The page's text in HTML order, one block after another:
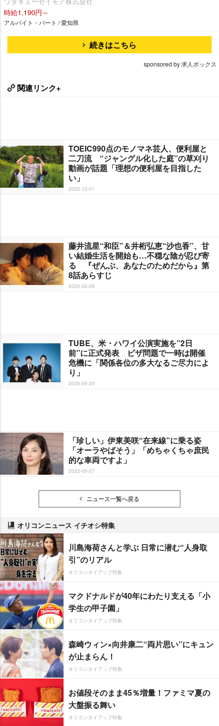
時給1,190円～
アルバイト・パート / 愛知県
続きはこちら
sponsored by 求人ボックス
関連リンク+
TOEIC990点のモノマネ芸人、便利屋と
二刀流 “ジャングル化した庭”の草刈り
動画が話題「理想の便利屋を目指した
い」
2025-12-01
藤井流星“和臣”＆井桁弘恵“沙也香”、甘
い結婚生活を開始も…不穏な陰が忍び寄
る 『ぜんぶ、あなたのためだから』第
8話あらすじ
2026-02-28
TUBE、米・ハワイ公演実施を”2日
前”に正式発表 ビザ問題で一時は開催
危機に「関係各位の多大なるご尽力によ
り」
2025-05-30
「珍しい」伊東美咲“在来線”に乗る姿
「オーラやばそう」「めちゃくちゃ庶民
的な車両ですよ」
2022-05-27
ニュース一覧へ戻る
オリコンニュース イチオシ特集
川島海荷さんと学ぶ 日常に潜む“人身取
引”のリアル
オリコンタイアップ特集
マクドナルドが40年にわたり支える「小
学生の甲子園」
オリコンタイアップ特集
森崎ウィン×向井康二“両片思い”にキュン
が止まらん！
オリコンタイアップ特集
お値段そのまま45％増量！ファミマ夏の
大盤振る舞い
オリコンタイアップ特集